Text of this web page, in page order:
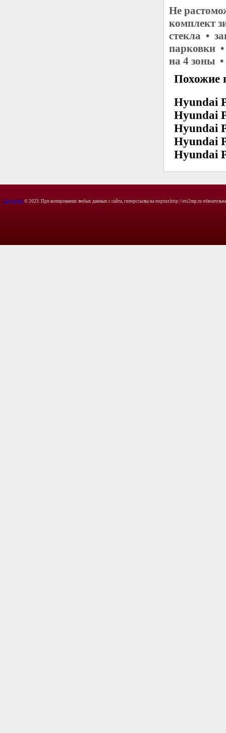
Не
комплект
стекла •
парковки
на 4 зоны
Похожие
Hyundai
Hyundai
Hyundai
Hyundai
Hyundai
Copyright © 2023. При копировании любых данных с сайта, гиперссылка на портал http://ets2mp.ru